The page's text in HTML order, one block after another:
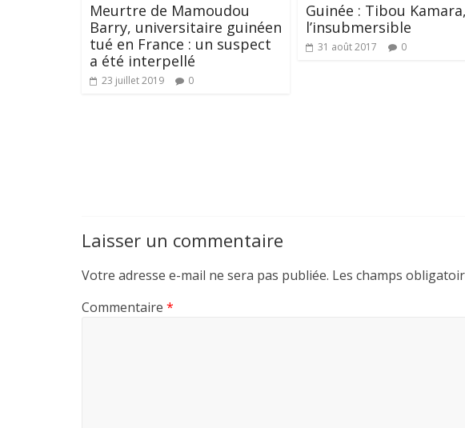
Meurtre de Mamoudou
Barry, universitaire guinéen
tué en France : un suspect
a été interpellé
23 juillet 2019 0
Guinée : Tibou Kamara,
l’insubmersible
31 août 2017 0
Laisser un commentaire
Votre adresse e-mail ne sera pas publiée. Les champs
Commentaire *